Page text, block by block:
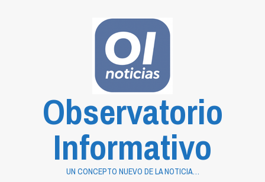
Observatorio
Informativo
UN CONCEPTO NUEVO DE LA NOTICIA…